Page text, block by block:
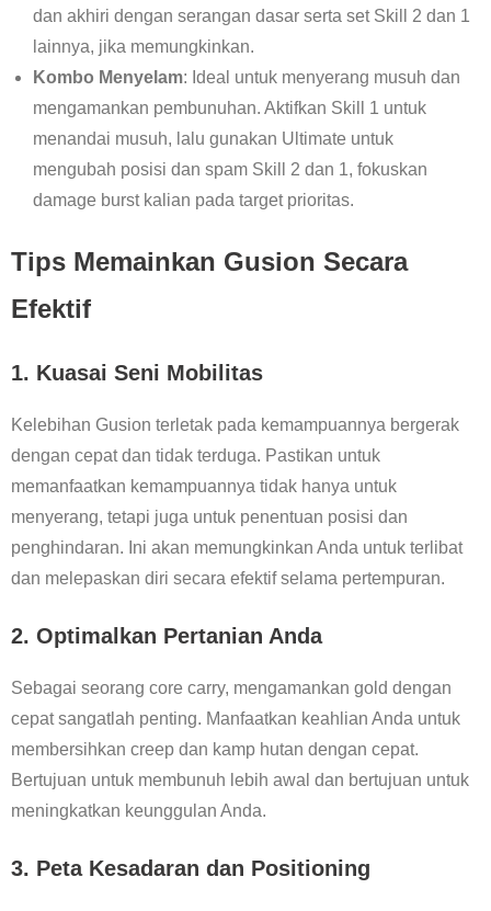
dan akhiri dengan serangan dasar serta set Skill 2 dan 1
lainnya, jika memungkinkan.
Kombo Menyelam: Ideal untuk menyerang musuh dan
mengamankan pembunuhan. Aktifkan Skill 1 untuk
menandai musuh, lalu gunakan Ultimate untuk
mengubah posisi dan spam Skill 2 dan 1, fokuskan
damage burst kalian pada target prioritas.
Tips Memainkan Gusion Secara
Efektif
1. Kuasai Seni Mobilitas
Kelebihan Gusion terletak pada kemampuannya bergerak
dengan cepat dan tidak terduga. Pastikan untuk
memanfaatkan kemampuannya tidak hanya untuk
menyerang, tetapi juga untuk penentuan posisi dan
penghindaran. Ini akan memungkinkan Anda untuk terlibat
dan melepaskan diri secara efektif selama pertempuran.
2. Optimalkan Pertanian Anda
Sebagai seorang core carry, mengamankan gold dengan
cepat sangatlah penting. Manfaatkan keahlian Anda untuk
membersihkan creep dan kamp hutan dengan cepat.
Bertujuan untuk membunuh lebih awal dan bertujuan untuk
meningkatkan keunggulan Anda.
3. Peta Kesadaran dan Positioning